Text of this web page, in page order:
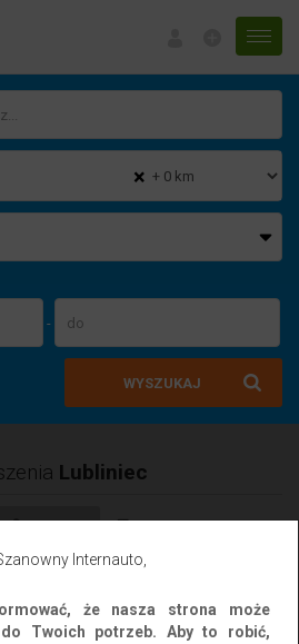
Menu
×
-
WYSZUKAJ
Lubliniec
Internauto,
że nasza strona może
Twoich potrzeb. Aby to robić,